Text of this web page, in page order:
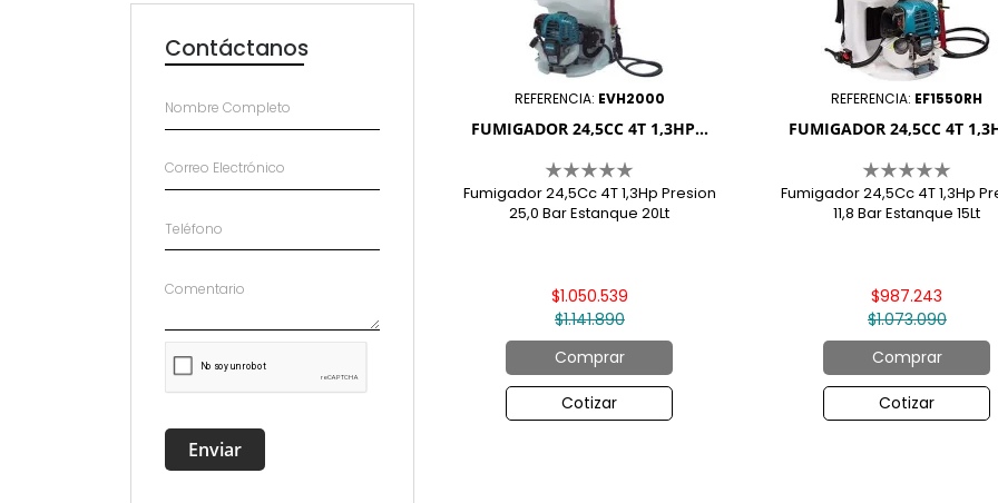
Contáctanos
Enviar
REFERENCIA: EVH2000
FUMIGADOR 24,5CC 4T 1,3HP...
Fumigador 24,5Cc 4T 1,3Hp Presion
25,0 Bar Estanque 20Lt
$1.141.890
$1.050.539
Comprar
Cotizar
REFERENCIA: EF1550RH
FUMIGADOR 24,5CC 4T
Fumigador 24,5Cc 4T 1,3Hp
11,8 Bar Estanque 15Lt
$1.073.090
$987.243
Comprar
Cotizar